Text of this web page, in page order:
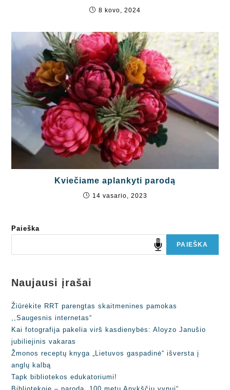
8 kovo, 2024
Kviečiame aplankyti parodą
14 vasario, 2023
Paieška
PAIEŠKA
Naujausi įrašai
Žiūrėkite RRT parengtas skaitmenines pamokas
,,Saugesnis internetas“
Kai fotografija pakelia virš kasdienybės: Aloyzo Janušio
jubiliejinis vakaras
Žmonos receptų knyga „Lietuvos gaspadinė“ išversta į
anglų kalbą
Tapk bibliotekos edukatoriumi!